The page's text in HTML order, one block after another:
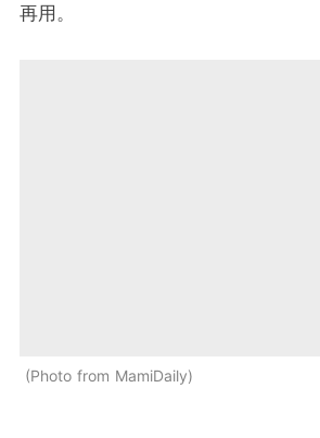
再用。
Photo from MamiDaily